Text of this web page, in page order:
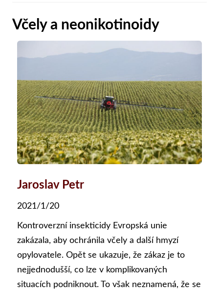
Včely a neonikotinoidy
Jaroslav Petr
2021/1/20
Kontroverzní insekticidy Evropská unie
zakázala, aby ochránila včely a další hmyzí
opylovatele. Opět se ukazuje, že zákaz je to
nejjednodušší, co lze v komplikovaných
situacích podniknout. To však neznamená, že se